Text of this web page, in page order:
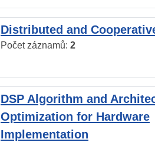
Distributed and
Počet záznamů: 2
DSP Algorithm and
Optimization for Hardware
Implementation